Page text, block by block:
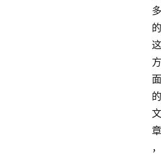
多
的
这
方
面
的
文
章
，